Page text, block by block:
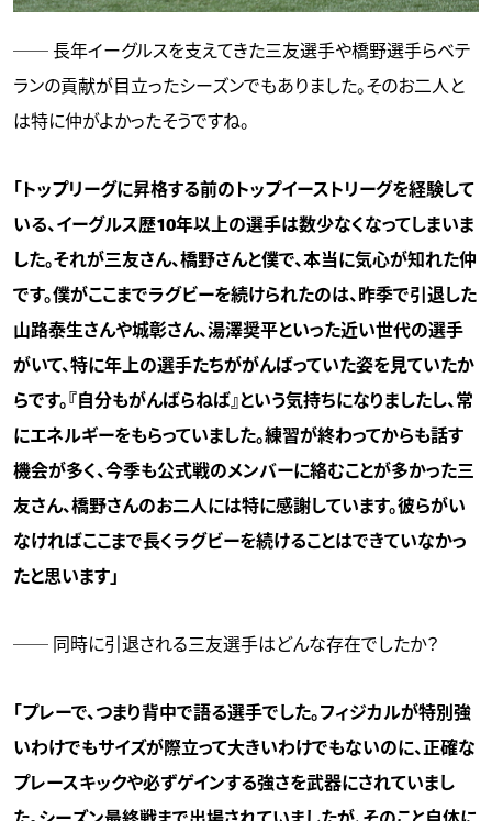
── 長年イーグルスを支えてきた三友選手や橋野選手らベテ
ランの貢献が目立ったシーズンでもありました。そのお二人と
は特に仲がよかったそうですね。
「トップリーグに昇格する前のトップイーストリーグを経験して
いる、イーグルス歴10年以上の選手は数少なくなってしまいま
した。それが三友さん、橋野さんと僕で、本当に気心が知れた仲
です。僕がここまでラグビーを続けられたのは、昨季で引退した
山路泰生さんや城彰さん、湯澤奨平といった近い世代の選手
がいて、特に年上の選手たちががんばっていた姿を見ていたか
らです。『自分もがんばらねば』という気持ちになりましたし、常
にエネルギーをもらっていました。練習が終わってからも話す
機会が多く、今季も公式戦のメンバーに絡むことが多かった三
友さん、橋野さんのお二人には特に感謝しています。彼らがい
なければここまで長くラグビーを続けることはできていなかっ
たと思います」
── 同時に引退される三友選手はどんな存在でしたか？
「プレーで、つまり背中で語る選手でした。フィジカルが特別強
いわけでもサイズが際立って大きいわけでもないのに、正確な
プレースキックや必ずゲインする強さを武器にされていまし